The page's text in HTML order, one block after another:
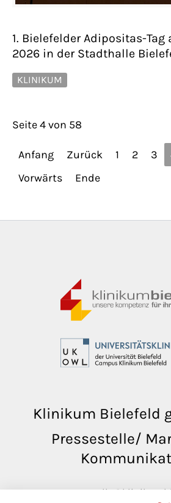
1. Bielefelder Adipositas-Tag
2026 in der Stadthalle
KLINIKUM
Seite 4 von 58
Anfang Zurück 1 2 3
Vorwärts
Ende
Klinikum Bielefeld
Pressestelle/